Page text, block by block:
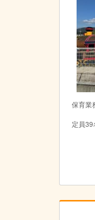
保育業
定員39